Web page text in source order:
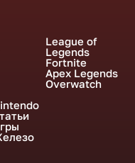
League of
Legends
Fortnite
Apex Legends
Overwatch